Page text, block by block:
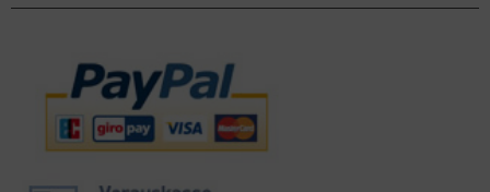
Zahlungsmethoden